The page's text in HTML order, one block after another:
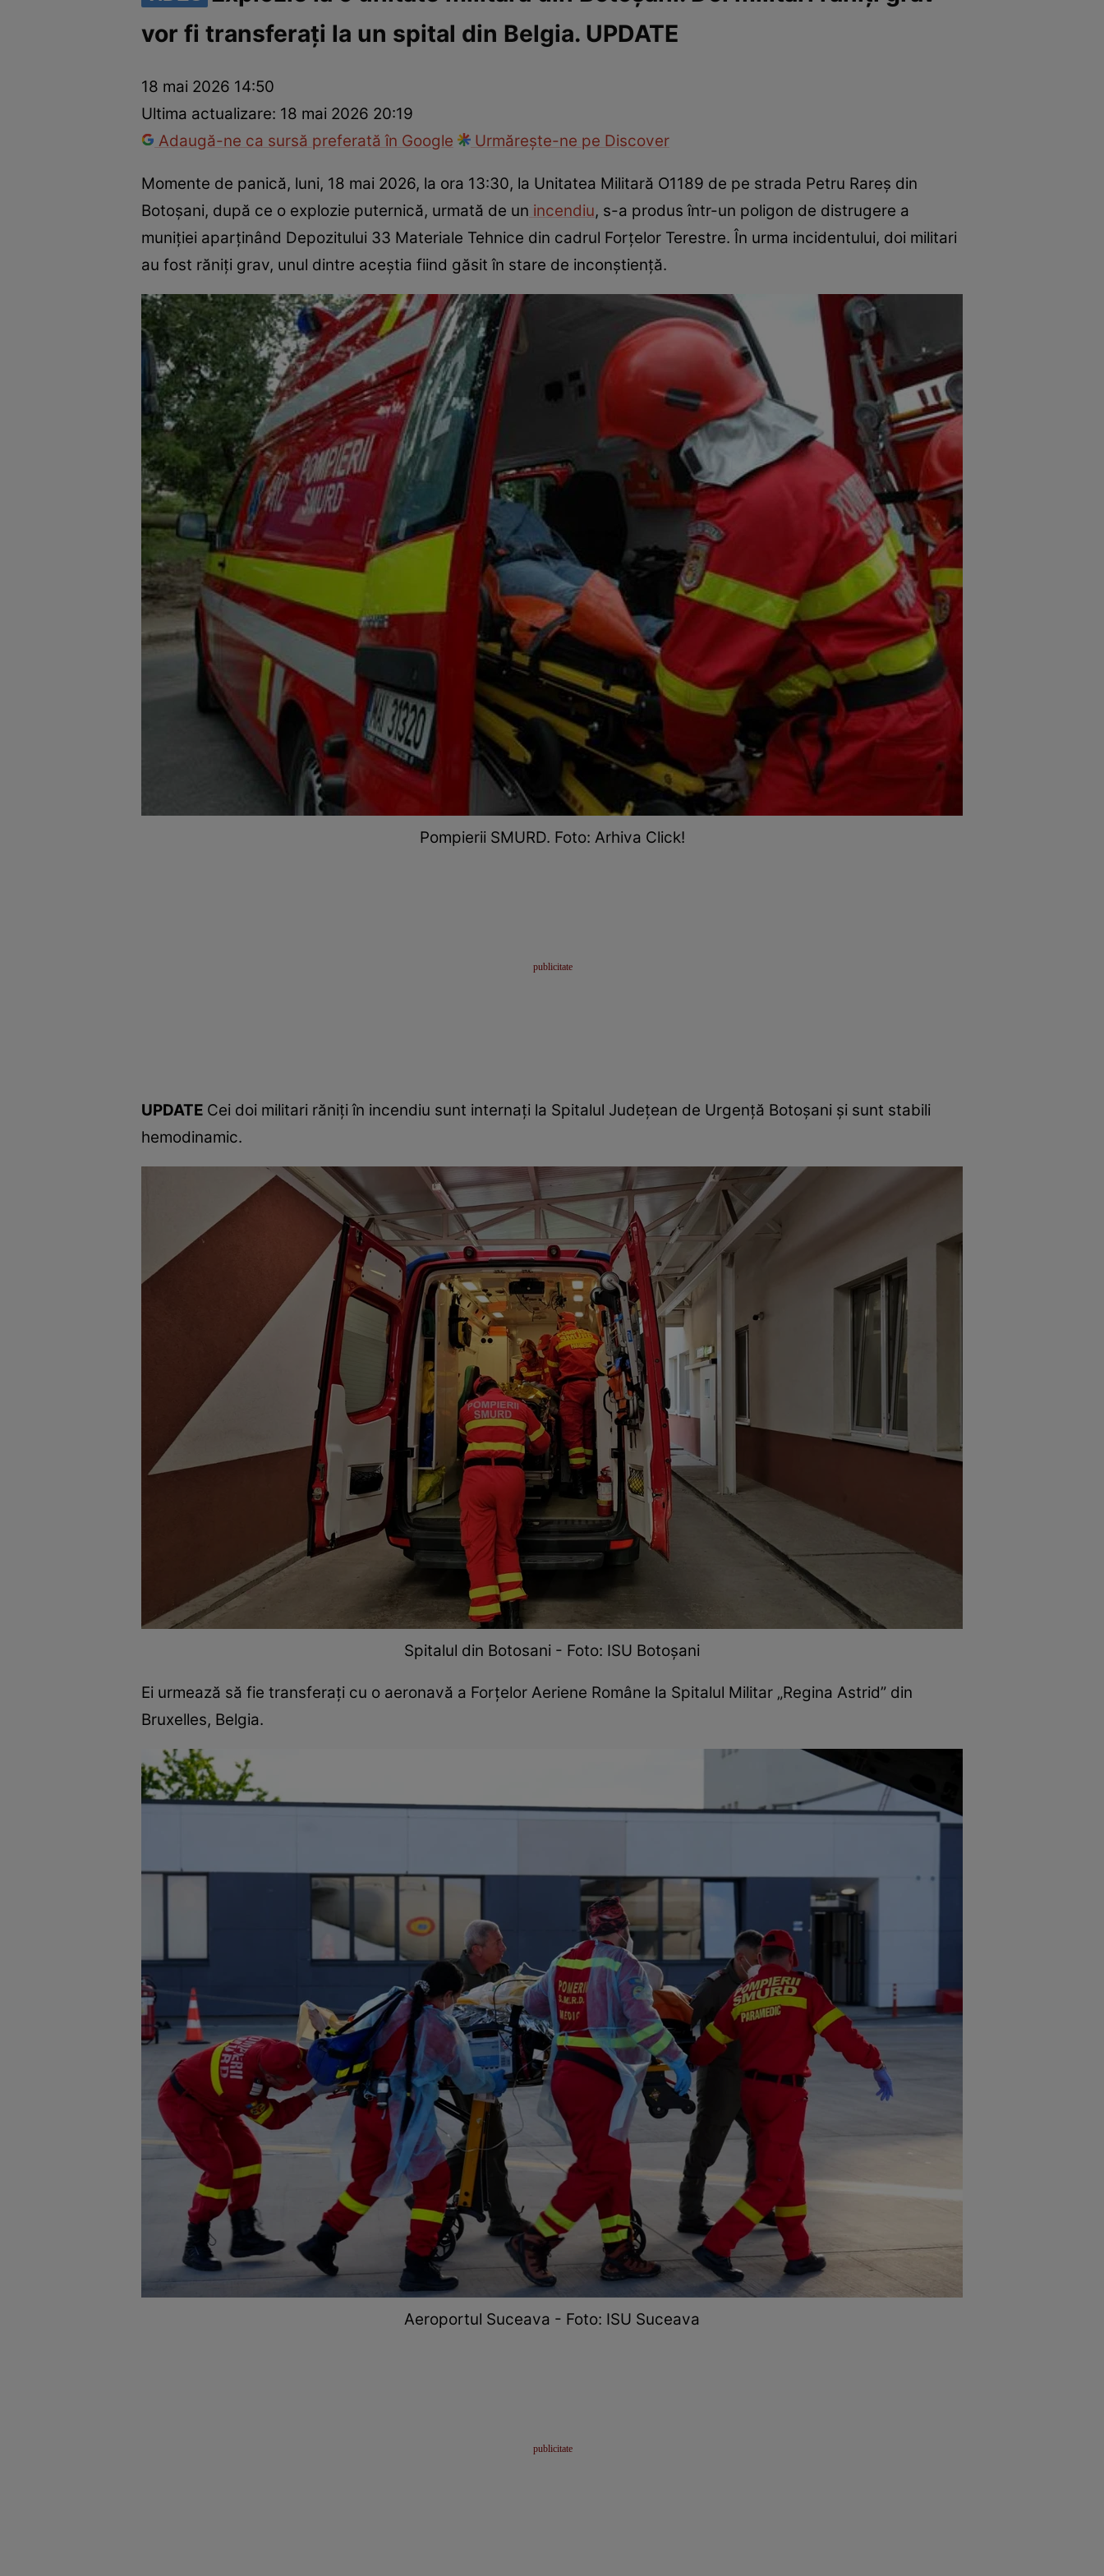
InternaționalFapt diversTehnologieNaționalSport
vor fi transferaţi la un spital din Belgia. UPDATE
18 mai 2026 14:50
Ultima actualizare: 18 mai 2026 20:19
Adaugă-ne ca sursă preferată în Google
Urmărește-ne pe Discover
Momente de panică, luni, 18 mai 2026, la ora 13:30, la Unitatea Militară O1189 de pe strada Petru Rareș din
Botoșani, după ce o explozie puternică, urmată de un incendiu, s-a produs într-un poligon de distrugere a
muniției aparținând Depozitului 33 Materiale Tehnice din cadrul Forțelor Terestre. În urma incidentului, doi militari
au fost răniți grav, unul dintre aceștia fiind găsit în stare de inconștiență.
Pompierii SMURD. Foto: Arhiva Click!
UPDATE Cei doi militari răniți în incendiu sunt internați la Spitalul Județean de Urgență Botoșani și sunt stabili
hemodinamic.
Spitalul din Botosani - Foto: ISU Botoșani
Ei urmează să fie transferați cu o aeronavă a Forțelor Aeriene Române la Spitalul Militar „Regina Astrid” din
Bruxelles, Belgia.
Aeroportul Suceava - Foto: ISU Suceava